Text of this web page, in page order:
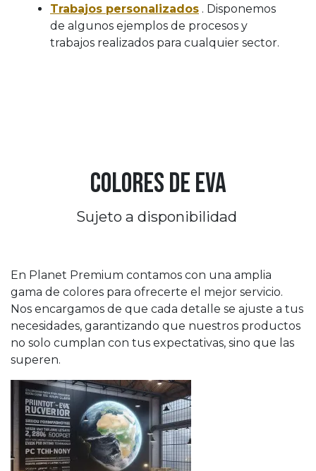
Trabajos personalizados . Disponemos
de algunos ejemplos de procesos y
trabajos realizados para cualquier sector.
Colores de eva
Sujeto a disponibilidad
En Planet Premium contamos con una amplia
gama de colores para ofrecerte el mejor servicio.
Nos encargamos de que cada detalle se ajuste a tus
necesidades, garantizando que nuestros productos
no solo cumplan con tus expectativas, sino que las
superen.